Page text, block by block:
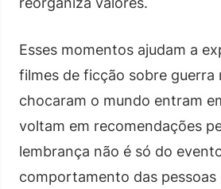
Esses momentos ajudam a
filmes de ficção sobre guerra
chocaram o mundo entram
voltam em recomendações
lembrança não é só do
comportamento das pessoas